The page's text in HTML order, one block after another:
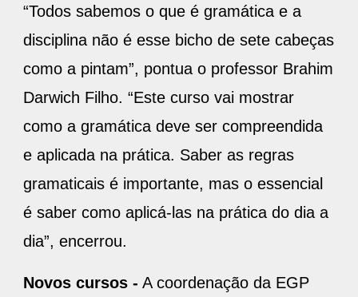
“Todos sabemos o que é gramática e a
disciplina não é esse bicho de sete cabeças
como a pintam”, pontua o professor Brahim
Darwich Filho. “Este curso vai mostrar
como a gramática deve ser compreendida
e aplicada na prática. Saber as regras
gramaticais é importante, mas o essencial
é saber como aplicá-las na prática do dia a
dia”, encerrou.
Novos cursos - A coordenação da EGP